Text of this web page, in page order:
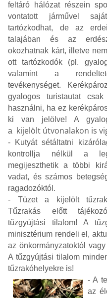
feltáró hálózat részein
vontatott járművel
tartózkodhat, de az
talajában és az
okozhatnak kárt, illetve
ott tartózkodók (pl.
valamint a
tevékenységet.
gyalogos turistautat
használni, ha ez
ki van jelölve! A
a kijelölt útvonalakon is
- Kutyát sétáltatni
kontrollja nélkül a
megijeszthetik a többi
vadat, és számos
ragadozóktól.
- Tüzet a kijelölt
Tűzrakás előtt
tűzgyújtási tilalom! A
minisztérium rendeli el,
az önkormányzatoktól
A tűzgyújtási tilalom
tűzrakóhelyekre is!
- A
az